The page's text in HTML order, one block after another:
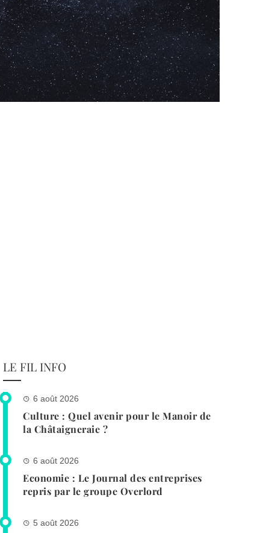
LE FIL INFO
6 août 2026
Culture : Quel avenir pour le Manoir de
la Châtaigneraie ?
6 août 2026
Economie : Le Journal des entreprises
repris par le groupe Overlord
5 août 2026